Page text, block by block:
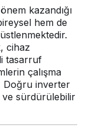
kazandığı
hem de
cihaz
tasarruf
çalışma
Doğru inverter
ve sürdürülebilir